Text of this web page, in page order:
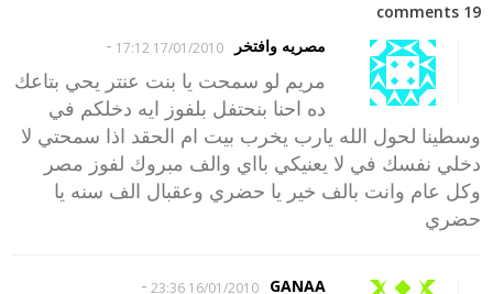
19 comments
مصريه وافتخر
17/01/2010 17:12
-
مريم لو سمحت يا بنت عنتر يحي بتاعك
ده احنا بنحتفل بلفوز ايه دخلكم في
وسطينا لحول الله يارب يخرب بيت ام الحقد اذا سمحتي لا
دخلي نفسك في لا يعنيكي بااي والف مبروك لفوز مصر
وكل عام وانت بالف خير يا حضري وعقبال الف سنه يا
حضري
GANAA
16/01/2010 23:36
-